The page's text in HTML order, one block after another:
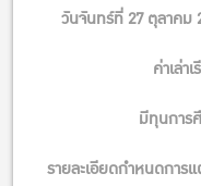
เกษตรศาสตร์ หรือผู้แทน
https://
วันจันทร์ที่ 27 ตุลาคม
ค่าเล่า
มีทุนการ
รายละเอียดกำหนดการ